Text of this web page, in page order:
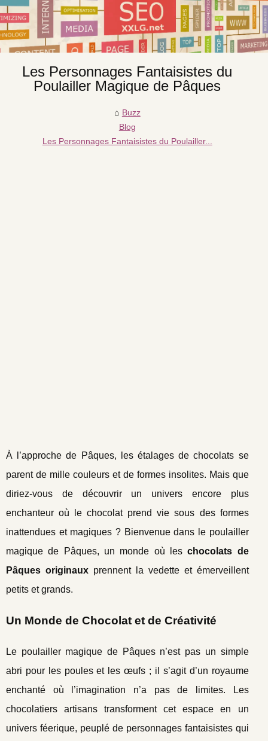
Les Personnages Fantaisistes du
Poulailler Magique de Pâques
Buzz
Blog
Les Personnages Fantaisistes du Poulailler...
À l’approche de Pâques, les étalages de chocolats se
parent de mille couleurs et de formes insolites. Mais que
diriez-vous de découvrir un univers encore plus
enchanteur où le chocolat prend vie sous des formes
inattendues et magiques ? Bienvenue dans le poulailler
magique de Pâques, un monde où leschocolats de
Pâques originauxprennent la vedette et émerveillent
petits et grands.
Un Monde de Chocolat et de Créativité
Le poulailler magique de Pâques n’est pas un simple
abri pour les poules et les œufs ; il s’agit d’un royaume
enchanté où l’imagination n’a pas de limites. Les
chocolatiers artisans transforment cet espace en un
univers féerique, peuplé de personnages fantaisistes qui